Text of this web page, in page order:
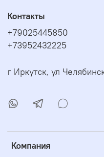
Компания
Контакты
+79025445850
+73952432225
г Иркутск, ул